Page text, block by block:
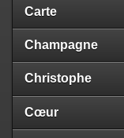
Carte
Champagne
Christophe
Cœur